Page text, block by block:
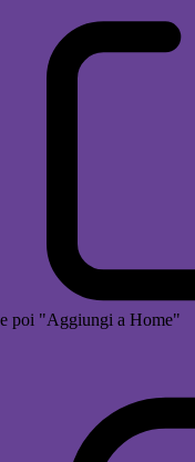
e poi "Aggiungi a Home"